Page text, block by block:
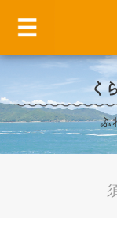
く
ふ